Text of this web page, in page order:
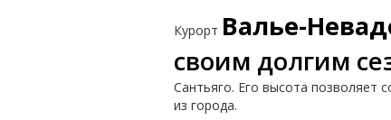
Курорт Валье-
своим долгим
Сантьяго. Его высота позволяет
из города.